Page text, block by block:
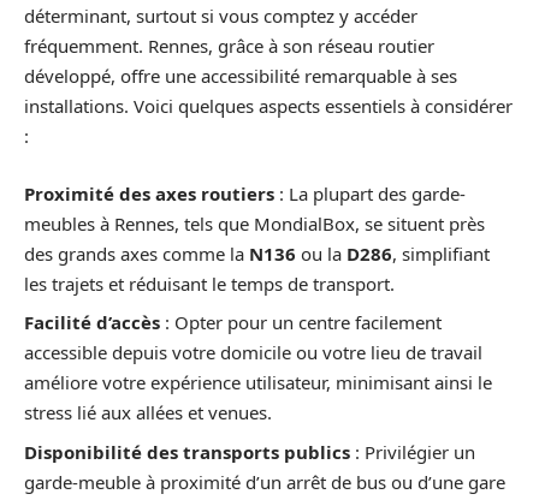
déterminant, surtout si vous comptez y accéder
fréquemment. Rennes, grâce à son réseau routier
développé, offre une accessibilité remarquable à ses
installations. Voici quelques aspects essentiels à considérer
:
Proximité des axes routiers : La plupart des garde-
meubles à Rennes, tels que MondialBox, se situent près
des grands axes comme la N136 ou la D286, simplifiant
les trajets et réduisant le temps de transport.
Facilité d’accès : Opter pour un centre facilement
accessible depuis votre domicile ou votre lieu de travail
améliore votre expérience utilisateur, minimisant ainsi le
stress lié aux allées et venues.
Disponibilité des transports publics : Privilégier un
garde-meuble à proximité d’un arrêt de bus ou d’une gare